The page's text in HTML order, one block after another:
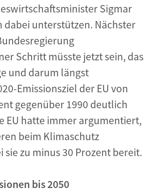
Sigmar
dabei unterstützen. Nächster
Schritt müsste jetzt sein, das
und darum längst
Emissionsziel der EU von
gegenüber 1990 deutlich
EU hatte immer argumentiert,
beim Klimaschutz
sie zu minus 30 Prozent bereit.
bis 2050